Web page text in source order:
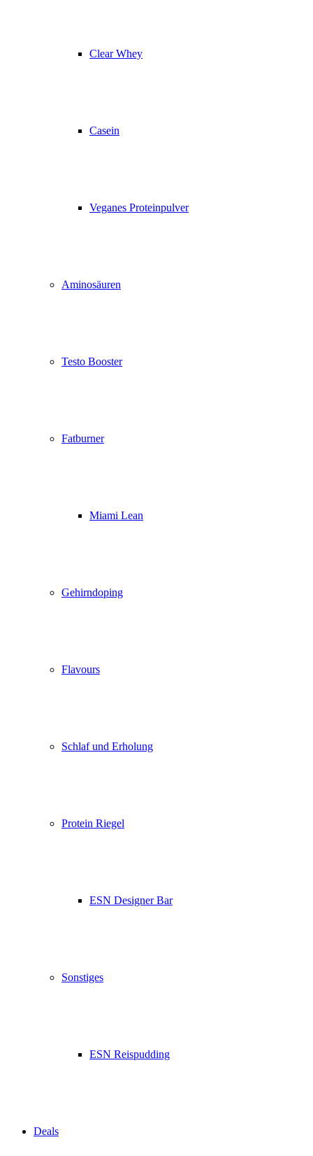
Clear Whey
Casein
Veganes Proteinpulver
Aminosäuren
Testo Booster
Fatburner
Miami Lean
Gehirndoping
Flavours
Schlaf und Erholung
Protein Riegel
ESN Designer Bar
Sonstiges
ESN Reispudding
Deals